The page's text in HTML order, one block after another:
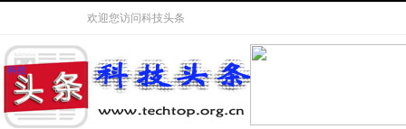
欢迎您访问科技头条